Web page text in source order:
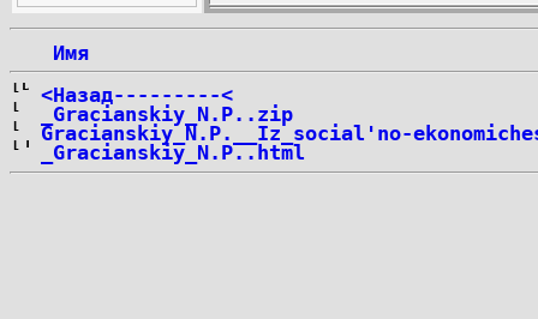
Имя
<Назад---------<
_Gracianskiy_N.P..zip
Gracianskiy_N.P.__Iz_social'no-
_Gracianskiy_N.P..html